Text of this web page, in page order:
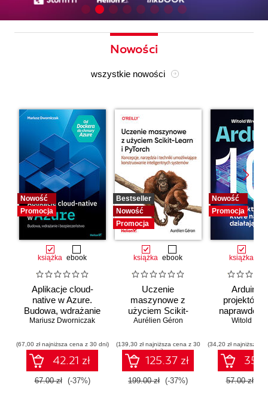
Nowości
wszystkie nowości
Nowość
Promocja
książka ebook
Aplikacje cloud-
native w Azure.
Budowa, wdrażanie
i bezpieczeństwo
Mariusz Dworniczak
(67,00 zł najniższa cena z 30 dni)
42.21 zł
67.00 zł (-37%)
Bestseller
Nowość
Promocja
książka ebook
Uczenie
maszynowe z
użyciem Scikit-
Learn i PyTorch.
narzędzia i techniki
umożliwiające
konstruowanie
inteligentnych
systemów
Aurélien Géron
(139,30 zł najniższa cena z 30
dni)
125.37 zł
199.00 zł (-37%)
Nowość
Promocja
książka
Arduino.
projektów,
naprawdę
Witold
(34,20 zł najniższa
57.00 zł